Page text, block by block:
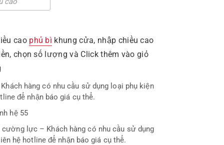
cao phủ bì khung cửa, nhập chiều cao
chọn số lượng và Click thêm vào giỏ
hàng có nhu cầu sử dụng loại phụ kiện
để nhận báo giá cụ thể.
hệ 55
lực – Khách hàng có nhu cầu sử dụng
hệ hotline để nhận báo giá cụ thể.